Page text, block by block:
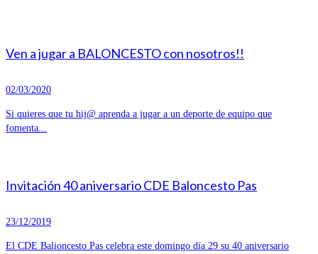
Ven a jugar a BALONCESTO con nosotros!!
02/03/2020
Si quieres que tu hij@ aprenda a jugar a un deporte de equipo que
fomenta...
Invitación 40 aniversario CDE Baloncesto Pas
23/12/2019
El CDE Balioncesto Pas celebra este domingo día 29 su 40 aniversario